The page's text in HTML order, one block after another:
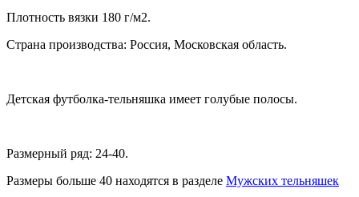
Плотность вязки 180 г/м2.
Страна производства: Россия, Московская область.
Детская футболка-тельняшка имеет голубые полосы.
Размерный ряд: 24-40.
Размеры больше 40 находятся в разделе Мужских тельняшек